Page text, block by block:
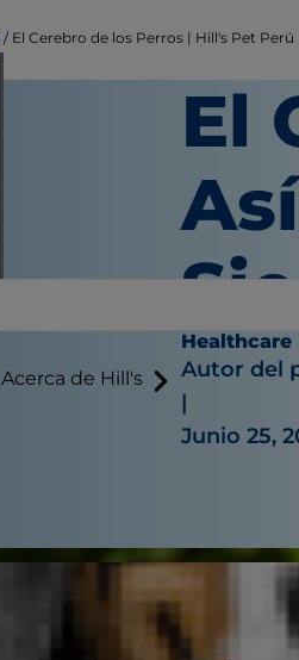
Acerca de Hill's
El Cerebro de los Perros | Hill's Pet Perú
El
Healthcare
Autor del
|
Junio 25,